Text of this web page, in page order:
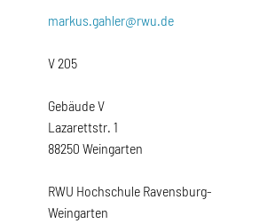
markus.gahler@rwu.de
V 205
Gebäude V
Lazarettstr. 1
88250 Weingarten
RWU Hochschule Ravensburg-
Weingarten